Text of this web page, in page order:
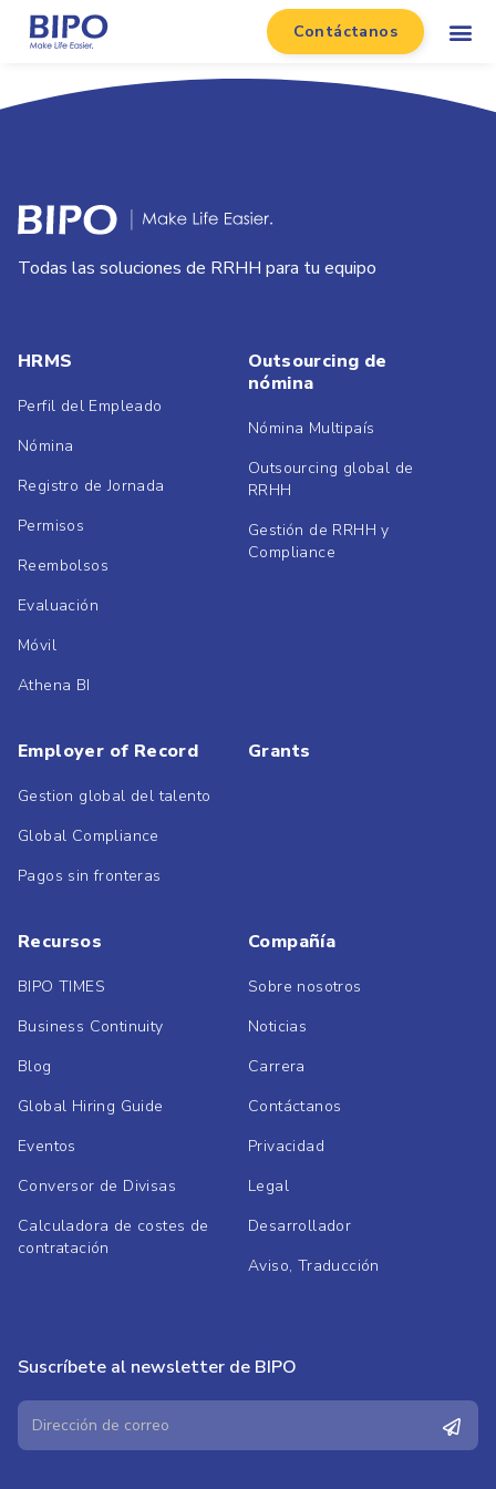
Contáctanos
Todas las soluciones de RRHH para tu equipo
HRMS
Perfil del Empleado
Nómina
Registro de Jornada
Permisos
Reembolsos
Evaluación
Móvil
Athena BI
Outsourcing de
nómina
Nómina Multipaís
Outsourcing global de
RRHH
Gestión de RRHH y
Compliance
Employer of Record
Gestion global del talento
Global Compliance
Pagos sin fronteras
Grants
Recursos
BIPO TIMES
Business Continuity
Blog
Global Hiring Guide
Eventos
Conversor de Divisas
Calculadora de costes de
contratación
Compañía
Sobre nosotros
Noticias
Carrera
Contáctanos
Privacidad
Legal
Desarrollador
Aviso, Traducción
Suscríbete al newsletter de BIPO